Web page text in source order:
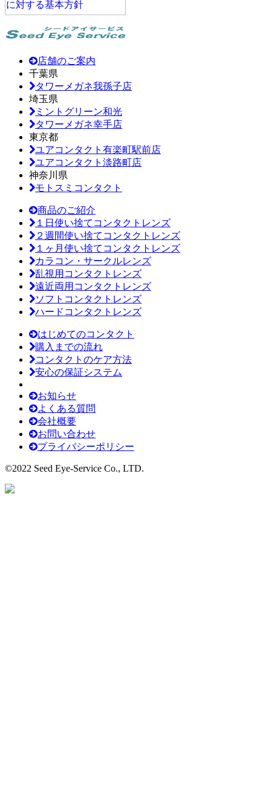
店舗のご案内
千葉県
タワーメガネ我孫子店
埼玉県
ミントグリーン和光
タワーメガネ幸手店
東京都
ユアコンタクト有楽町駅前店
ユアコンタクト淡路町店
神奈川県
モトスミコンタクト
商品のご紹介
１日使い捨てコンタクトレンズ
２週間使い捨てコンタクトレンズ
１ヶ月使い捨てコンタクトレンズ
カラコン・サークルレンズ
乱視用コンタクトレンズ
遠近両用コンタクトレンズ
ソフトコンタクトレンズ
ハードコンタクトレンズ
はじめてのコンタクト
購入までの流れ
コンタクトのケア方法
安心の保証システム
お知らせ
よくある質問
会社概要
お問い合わせ
プライバシーポリシー
©2022 Seed Eye-Service Co., LTD.